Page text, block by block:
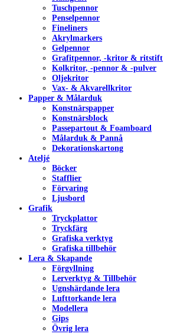
Tuschpennor
Penselpennor
Fineliners
Akrylmarkers
Gelpennor
Grafitpennor, -kritor & ritstift
Kolkritor, -pennor & -pulver
Oljekritor
Vax- & Akvarellkritor
Papper & Målarduk
Konstnärspapper
Konstnärsblock
Passepartout & Foamboard
Målarduk & Pannå
Dekorationskartong
Ateljé
Böcker
Stafflier
Förvaring
Ljusbord
Grafik
Tryckplattor
Tryckfärg
Grafiska verktyg
Grafiska tillbehör
Lera & Skapande
Förgyllning
Lerverktyg & Tillbehör
Ugnshärdande lera
Lufttorkande lera
Modellera
Gips
Övrig lera